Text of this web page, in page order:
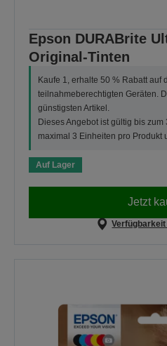
Epson DURABrite
Original-Tinten
Kaufe 1, erhalte 50 % Rabatt auf
teilnahmeberechtigten Geräten.
günstigsten Artikel.
Dieses Angebot ist gültig bis
maximal 3 Einheiten pro Produkt
Auf Lager
Jetzt